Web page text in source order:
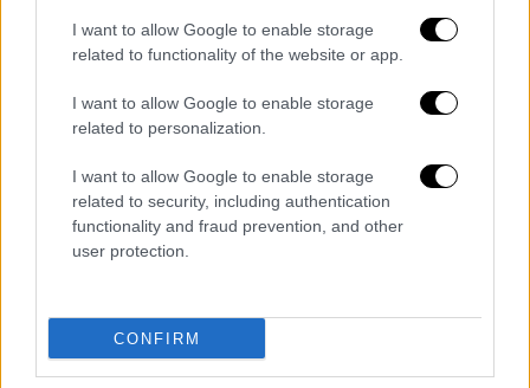
I want to allow Google to enable storage
related to functionality of the website or app.
I want to allow Google to enable storage
related to personalization.
I want to allow Google to enable storage
related to security, including authentication
functionality and fraud prevention, and other
user protection.
CONFIRM
Άλλωστε σε ένα ροστερ 32 ποδοσφαιριστών
το να έχεις δύο δανεικούς επιπέδου Warda
και Kace δεν αλλάζει την πολιτική σου. Τα
υπόλοιπα αφορούν αυτούς που ψάχνουν κάτι
αρνητικό για να ασχοληθούν μαζί μας, γιατί
τους ενοχλεί η πρόοδος μας.
προηγούμενης ιδιοκτησίας, που την
28/7/2015 που αγόρασα τις μετοχές, χωρίς
να έχει αδειοδότηση, με χρέη, με έδρα το